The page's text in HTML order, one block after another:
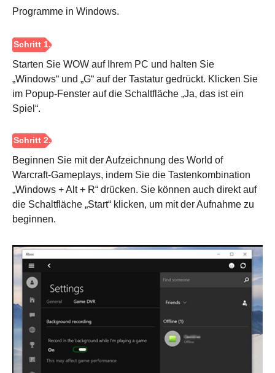
Programme in Windows.
Starten Sie WOW auf Ihrem PC und halten Sie
„Windows“ und „G“ auf der Tastatur gedrückt. Klicken Sie
im Popup-Fenster auf die Schaltfläche „Ja, das ist ein
Spiel“.
Beginnen Sie mit der Aufzeichnung des World of
Warcraft-Gameplays, indem Sie die Tastenkombination
„Windows + Alt + R“ drücken. Sie können auch direkt auf
die Schaltfläche „Start“ klicken, um mit der Aufnahme zu
beginnen.